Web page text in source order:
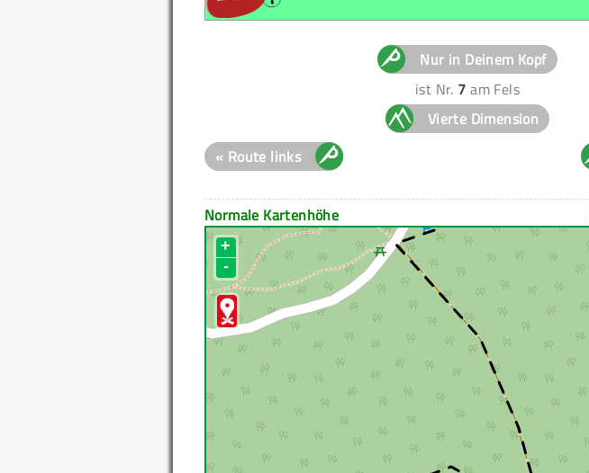
Nur in Deinem Kopf
ist Nr. 7 am Fels
Vierte Dimension
« Route links
Normale Kartenhöhe
+
-